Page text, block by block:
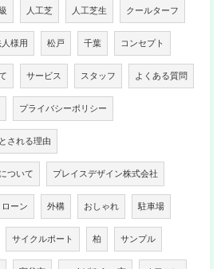
人工芝 人工芝生 クールターフ
様用 松戸 千葉 コンセプト
サービス スタッフ よくある質問
プライバシーポリシー
される理由
ついて プレイスデザイン株式会社
ローン 外構 おしゃれ 駐車場
サイクルポート 柏 サンプル